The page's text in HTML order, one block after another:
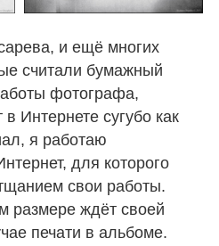
и ещё многих
считали бумажный
фотографа,
Интернете сугубо как
я работаю
для которого
свои работы.
размере ждёт своей
печати в альбоме.